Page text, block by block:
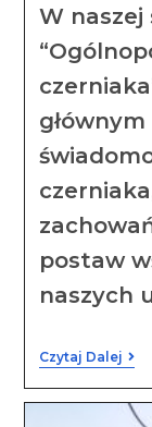
W naszej
postaw
naszych
Czytaj Dalej